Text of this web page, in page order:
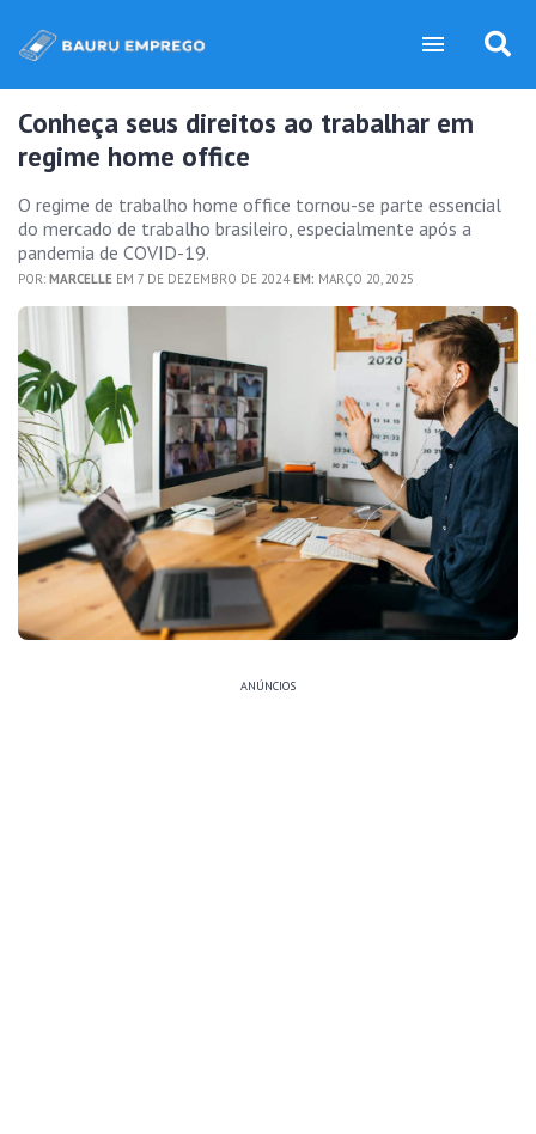
Conheça seus direitos ao trabalhar em
regime home office
O regime de trabalho home office tornou-se parte essencial
do mercado de trabalho brasileiro, especialmente após a
pandemia de COVID-19.
POR: MARCELLE EM 7 DE DEZEMBRO DE 2024EM: MARÇO 20, 2025
ANÚNCIOS